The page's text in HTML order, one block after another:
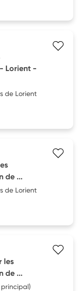
Lorient -
de Lorient
de ...
de Lorient
les
de ...